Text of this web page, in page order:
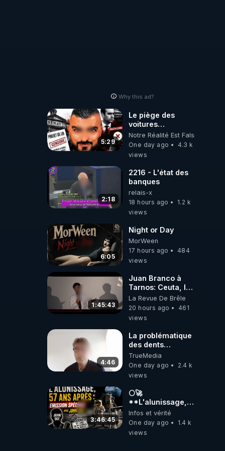
Why this ad?
5:29
Le piège des
voitures
électriques se
referme sur les
usagers !
Notre Réalité Est Falsifiée Et
One day ago
4.3 k
views
2:18
2216 - L'état des
banques
relais-x
18 hours ago
1.2 k
views
6:05
Night or Day
MorWeen
17 hours ago
484
views
1:45:43
Juan Branco à
Tarnos: Ceuta, le
narcotrafic et le
pouvoir en France
La Revue De Brêle
20 hours ago
461
views
4:46
La problématique
des dents
dévitalisées et
des implants
TrueMedia
One day ago
2.4 k
views
3:46:45
🌕🚀
**L'alunissage,
57 ans après :
Émission spéciale
avec John Doe
Infos et vérité
One day ago
1.4 k
views